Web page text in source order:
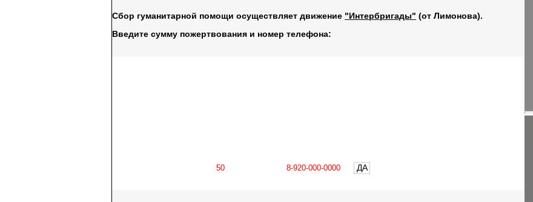
Сбор гуманитарной помощи осуществляет движение "Интербригады" (от Лимонова).
Введите сумму пожертвования и номер телефона:
ДА